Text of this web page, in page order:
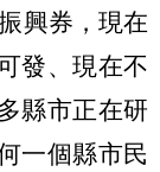
興券，現在
發、現在不
縣市正在研
一個縣市民